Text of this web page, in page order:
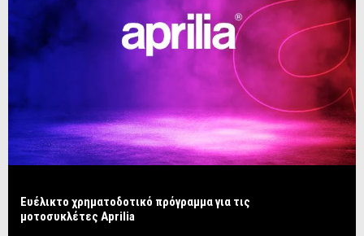
Ευέλικτο χρηματοδοτικό πρόγραμμα για τις
μοτοσυκλέτες Aprilia